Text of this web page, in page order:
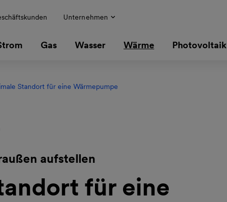
Unternehmen
Gas Wasser Wärme Photovoltaik
Standort für eine Wärmepumpe
aufstellen
für eine